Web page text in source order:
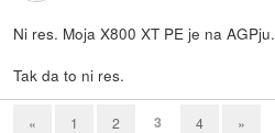
Ni res. Moja X800 XT PE je na AGPju.
Tak da to ni res.
« 1 2 3 4 »